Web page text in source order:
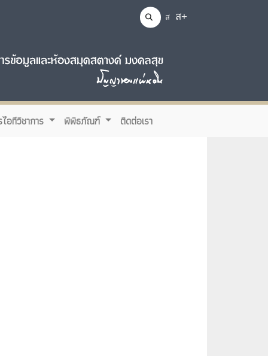
ส ส+
อทีวิชาการ พิพิธภัณฑ์ ติดต่อเรา